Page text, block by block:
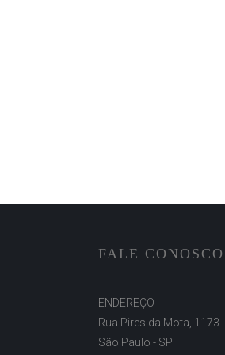
FALE CONOSCO
ENDEREÇO
Rua Pires da Mota, 1173
São Paulo - SP